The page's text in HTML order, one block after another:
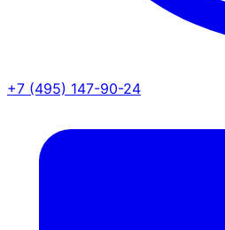
+7 (495) 147-90-24